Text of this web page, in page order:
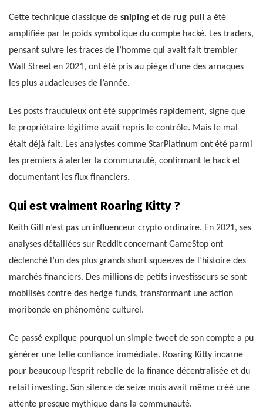
Cette technique classique de sniping et de rug pull
a été
amplifiée par le poids symbolique du compte hacké. Les traders,
pensant suivre les traces de l’homme qui avait fait trembler
Wall Street en 2021, ont été pris au piège d’une des arnaques
les plus audacieuses de l’année.
Les posts frauduleux ont été supprimés rapidement, signe que
le propriétaire légitime avait repris le contrôle. Mais le mal
était déjà fait. Les analystes comme StarPlatinum ont été parmi
les premiers à alerter la communauté, confirmant le hack et
documentant les flux financiers.
Qui est vraiment Roaring Kitty ?
Keith Gill n’est pas un influenceur crypto ordinaire. En 2021, ses
analyses détaillées sur Reddit concernant GameStop ont
déclenché l’un des plus grands short squeezes de l’histoire des
marchés financiers. Des millions de petits investisseurs se sont
mobilisés contre des hedge funds, transformant une action
moribonde en phénomène culturel.
Ce passé explique pourquoi un simple tweet de son compte a pu
générer une telle confiance immédiate. Roaring Kitty incarne
pour beaucoup l’esprit rebelle de la finance décentralisée et du
retail investing. Son silence de seize mois avait même créé une
attente presque mythique dans la communauté.